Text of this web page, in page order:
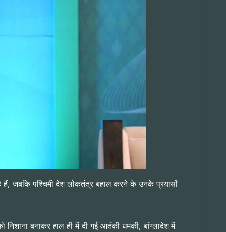
हैं, जबकि पश्चिमी देश लोकतंत्र बहाल करने के उनके प्रयासों
बनाकर हाल ही में दी गई आतंकी धमकी, बांग्लादेश में